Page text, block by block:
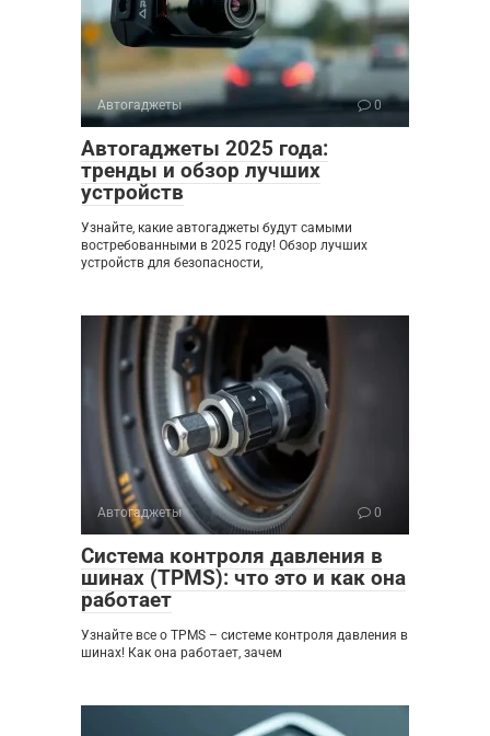
Автогаджеты 0
Автогаджеты 2025 года:
тренды и обзор лучших
устройств
Узнайте, какие автогаджеты будут самыми
востребованными в 2025 году! Обзор лучших
устройств для безопасности,
Автогаджеты 0
Система контроля давления в
шинах (TPMS): что это и как она
работает
Узнайте все о TPMS – системе контроля давления в
шинах! Как она работает, зачем